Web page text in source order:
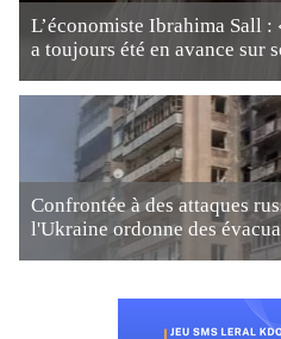
L’économiste Ibrahima Sall
a toujours été en avance sur
Confrontée à des attaques
l'Ukraine ordonne des